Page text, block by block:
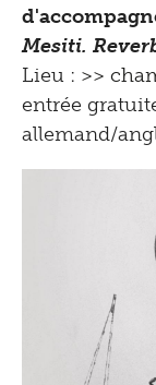
Mesiti.
Lieu : >>
entrée
allemand/